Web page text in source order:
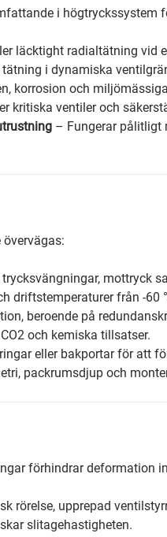
i högtryckssystem
läcktight radialtätning vid
i dynamiska
korrosion och
kritiska ventiler och
– Fungerar pålitligt
mottryck
driftstemperaturer från -60
beroende på
och kemiska tillsatser.
eller bakportar för att
packrumsdjup och
förhindrar deformation
rörelse, upprepad
slitagehastigheten.